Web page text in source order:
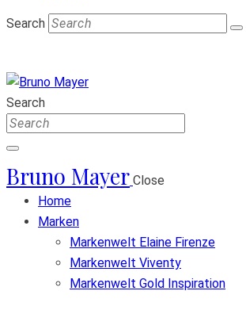
Search
Search
Bruno Mayer Close
Home
Marken
Markenwelt Elaine Firenze
Markenwelt Viventy
Markenwelt Gold Inspiration